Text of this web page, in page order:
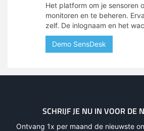
Het platform om je sensoren
monitoren en te beheren.
zelf. De inlognaam en het
Demo SensDesk
SCHRIJF JE NU IN VOOR DE
Ontvang 1x per maand de nieuwste